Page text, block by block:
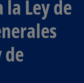
Ley de